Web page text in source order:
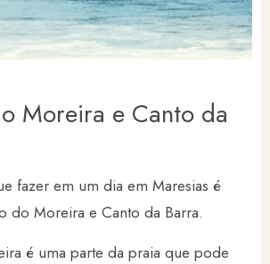
Moreira e Canto da
fazer em um dia em Maresias é
do Moreira e Canto da Barra.
é uma parte da praia que pode